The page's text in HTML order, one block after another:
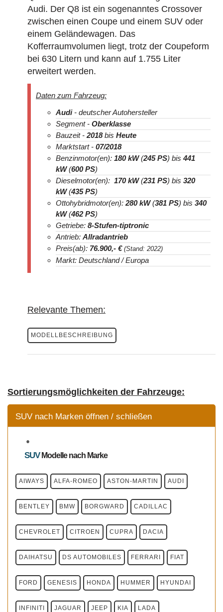
Audi. Der Q8 ist ein sogenanntes Crossover
zwischen einen Coupe und einem SUV oder
einem Geländewagen. Das
Kofferraumvolumen liegt, trotz der Coupeform
bei 630 Litern und kann auf 1.755 Liter
erweitert werden.
Daten zum Fahrzeug:
Audi- deutscher Autohersteller
Segment - Oberklasse
Bauzeit - 2018bis Heute
Marktstart - 07/2018
Benzinmotor(en): 180 kW(245 PS) bis441
kW(600 PS)
Dieselmotor(en): 170 kW(231 PS) bis 320
kW(435 PS)
Ottohybridmotor(en): 280 kW(381 PS) bis 340
kW(462 PS)
Getriebe: 8-Stufen-tiptronic
Antrieb: Allradantrieb
Preis(ab): 76.900,- € (Stand: 2022)
Markt: Deutschland / Europa
Relevante Themen:
MODELLBESCHREIBUNG
Sortierungsmöglichkeiten der Fahrzeuge:
SUV nach Marken öffnen / schließen
SUVModellenach Marke
AIWAYS ALFA-ROMEO ASTON-MARTIN AUDI
BENTLEY BMW BORGWARD CADILLAC
CHEVROLET CITROEN CUPRA DACIA
DAIHATSU DS AUTOMOBILES FERRARI FIAT
FORD GENESIS HONDA HUMMER HYUNDAI
INFINITI JAGUAR JEEP KIA LADA